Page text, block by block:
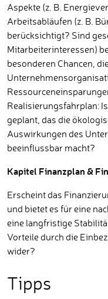
Aspekte (z. B.
Arbeitsabläufen (z. B.
berücksichtigt? Sind
Mitarbeiterinteressen)
besonderen Chancen,
Realisierungsfahrplan:
geplant, das die
Auswirkungen des
beeinflussbar macht?
Kapitel Finanzplan &
Erscheint das
und bietet es für eine
eine langfristige
Vorteile durch die
wider?
Tipps